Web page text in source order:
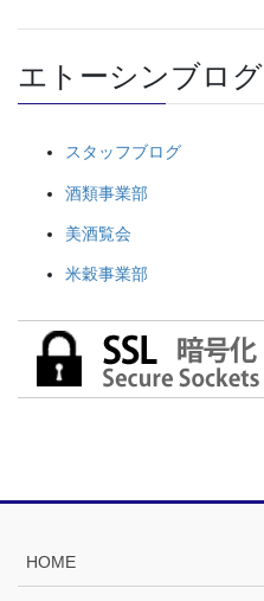
エトーシンブログ
スタッフブログ
酒類事業部
美酒覧会
米穀事業部
HOME